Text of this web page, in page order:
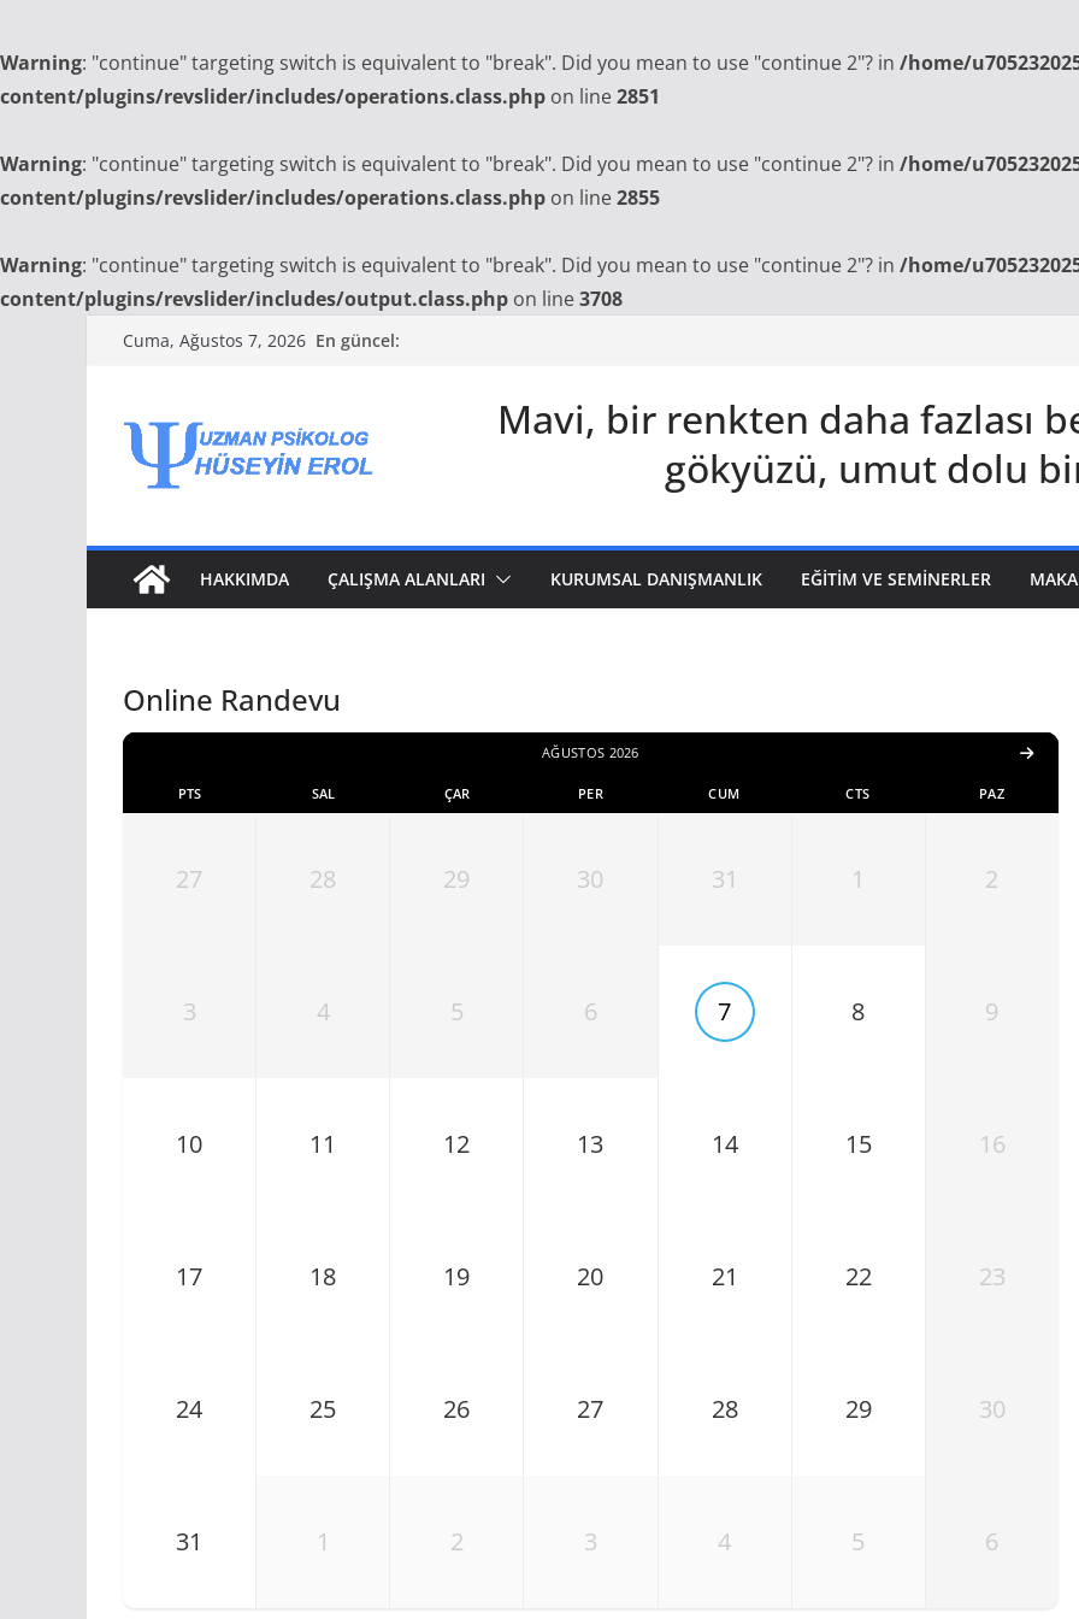
Warning: "continue" targeting switch is equivalent to "break". Did you mean to use "continue 2"? in /home/
content/plugins/revslider/includes/operations.class.php on line2851
Warning: "continue" targeting switch is equivalent to "break". Did you mean to use "continue 2"? in /home/
content/plugins/revslider/includes/operations.class.php on line2855
Warning: "continue" targeting switch is equivalent to "break". Did you mean to use "continue 2"? in /home/
content/plugins/revslider/includes/output.class.php on line3708
Cuma, Ağustos 7, 2026 En güncel:
Mavi, bir renkten daha fazlası
gökyüzü, umut dolu
HAKKIMDA ÇALIŞMA ALANLARI KURUMSAL DANIŞMANLIK EĞITIM VE SEMINERLER
Online Randevu
AĞUSTOS 2026
PTS SAL ÇAR PER CUM CTS PAZ
27 28 29 30 31 1 2
3 4 5 6 7 8 9
10 11 12 13 14 15 16
17 18 19 20 21 22 23
24 25 26 27 28 29 30
31 1 2 3 4 5 6